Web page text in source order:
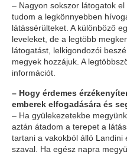
– Nagyon sokszor látogatok
tudom a legkönnyebben
látássérülteket. A különböző
leveleket, de a legtöbb
látogatást, lelkigondozói
megyek hozzájuk. A
információt.
– Hogy érdemes
emberek elfogadására és
– Ha gyülekezetekbe
aztán átadom a terepet a
tartani a vakokból álló Landini
szaval. Ha egész napra